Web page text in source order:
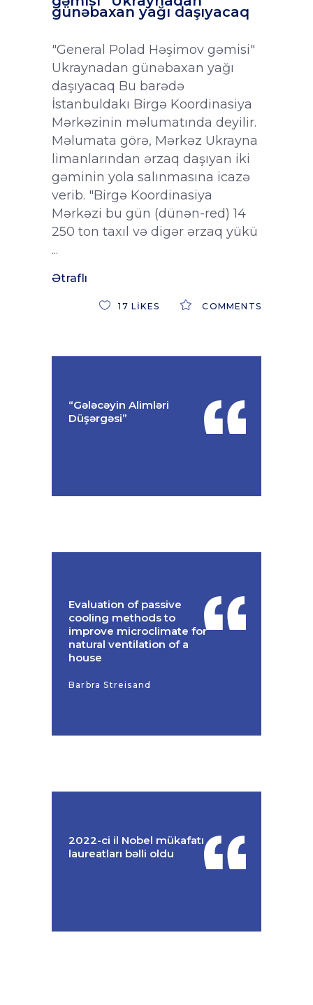
günəbaxan yağı daşıyacaq
"General Polad Həşimov gəmisi"
Ukraynadan günəbaxan yağı
daşıyacaq Bu barədə
İstanbuldakı Birgə Koordinasiya
Mərkəzinin məlumatında deyilir.
Məlumata görə, Mərkəz Ukrayna
limanlarından ərzaq daşıyan iki
gəminin yola salınmasına icazə
verib. "Birgə Koordinasiya
Mərkəzi bu gün (dünən-red) 14
250 ton taxıl və digər ərzaq yükü
Ətraflı
COMMENTS
17 LIKES
“Gələcəyin Alimləri
Düşərgəsi”
Evaluation of passive
cooling methods to
improve microclimate for
natural ventilation of a
house
Barbra Streisand
2022-ci il Nobel mükafatı
laureatları bəlli oldu